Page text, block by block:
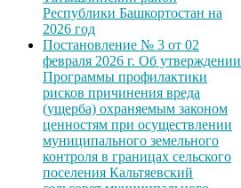
Республики Башкортостан на
2026 год
Постановление № 3 от 02
февраля 2026 г. Об утверждении
Программы профилактики
рисков причинения вреда
(ущерба) охраняемым законом
ценностям при осуществлении
муниципального земельного
контроля в границах сельского
поселения Кальтяевский